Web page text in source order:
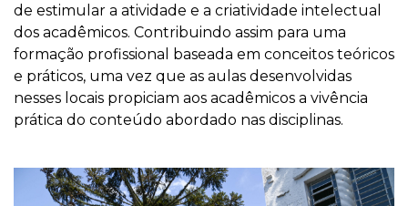
de estimular a atividade e a criatividade intelectual
dos acadêmicos. Contribuindo assim para uma
formação profissional baseada em conceitos teóricos
e práticos, uma vez que as aulas desenvolvidas
nesses locais propiciam aos acadêmicos a vivência
prática do conteúdo abordado nas disciplinas.